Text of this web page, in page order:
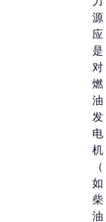
源
应
是
对
燃
油
发
电
机
（
如
柴
油